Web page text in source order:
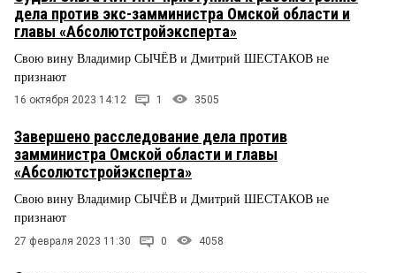
дела против экс-замминистра Омской области и
главы «Абсолютстройэксперта»
Свою вину Владимир СЫЧЁВ и Дмитрий ШЕСТАКОВ не
признают
16 октября 2023 14:12 1 3505
Завершено расследование дела против
замминистра Омской области и главы
«Абсолютстройэксперта»
Свою вину Владимир СЫЧЁВ и Дмитрий ШЕСТАКОВ не
признают
27 февраля 2023 11:30 0 4058